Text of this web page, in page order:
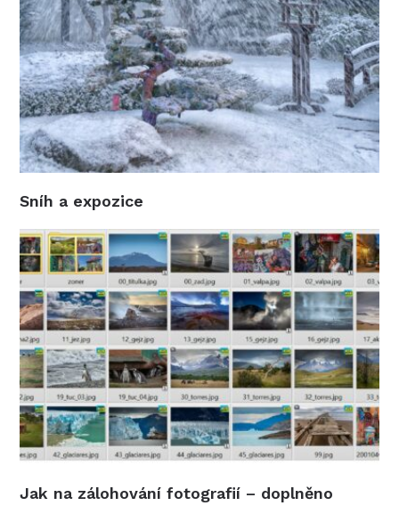
Sníh a expozice
Jak na zálohování fotografií – doplněno